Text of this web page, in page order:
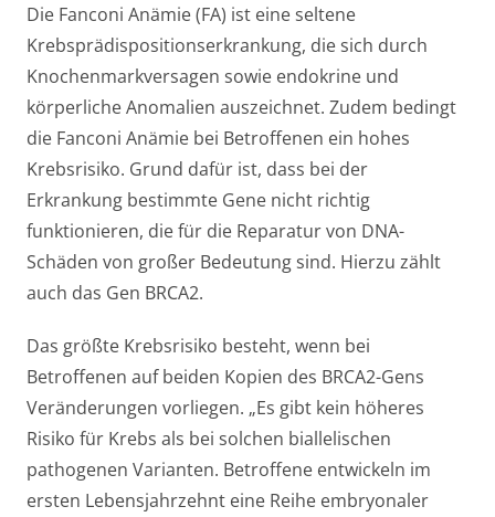
Die Fanconi Anämie (FA) ist eine seltene
Krebsprädispositionserkrankung, die sich durch
Knochenmarkversagen sowie endokrine und
körperliche Anomalien auszeichnet. Zudem bedingt
die Fanconi Anämie bei Betroffenen ein hohes
Krebsrisiko. Grund dafür ist, dass bei der
Erkrankung bestimmte Gene nicht richtig
funktionieren, die für die Reparatur von DNA-
Schäden von großer Bedeutung sind. Hierzu zählt
auch das Gen BRCA2.
Das größte Krebsrisiko besteht, wenn bei
Betroffenen auf beiden Kopien des BRCA2-Gens
Veränderungen vorliegen. „Es gibt kein höheres
Risiko für Krebs als bei solchen biallelischen
pathogenen Varianten. Betroffene entwickeln im
ersten Lebensjahrzehnt eine Reihe embryonaler